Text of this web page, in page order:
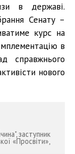
в державі.
Сенату –
курс на
в
справжнього
нового
заступник
«Просвіти»,